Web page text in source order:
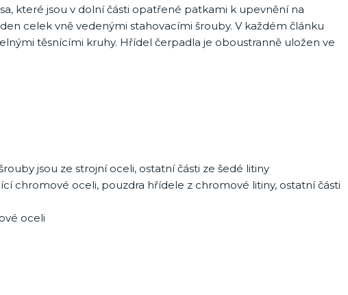
které jsou v dolní části opatřené patkami k upevnění na
celek vně vedenými stahovacími šrouby. V každém článku
těsnícími kruhy. Hřídel čerpadla je oboustranně uložen ve
jsou ze strojní oceli, ostatní části ze šedé litiny
chromové oceli, pouzdra hřídele z chromové litiny, ostatní části
oceli